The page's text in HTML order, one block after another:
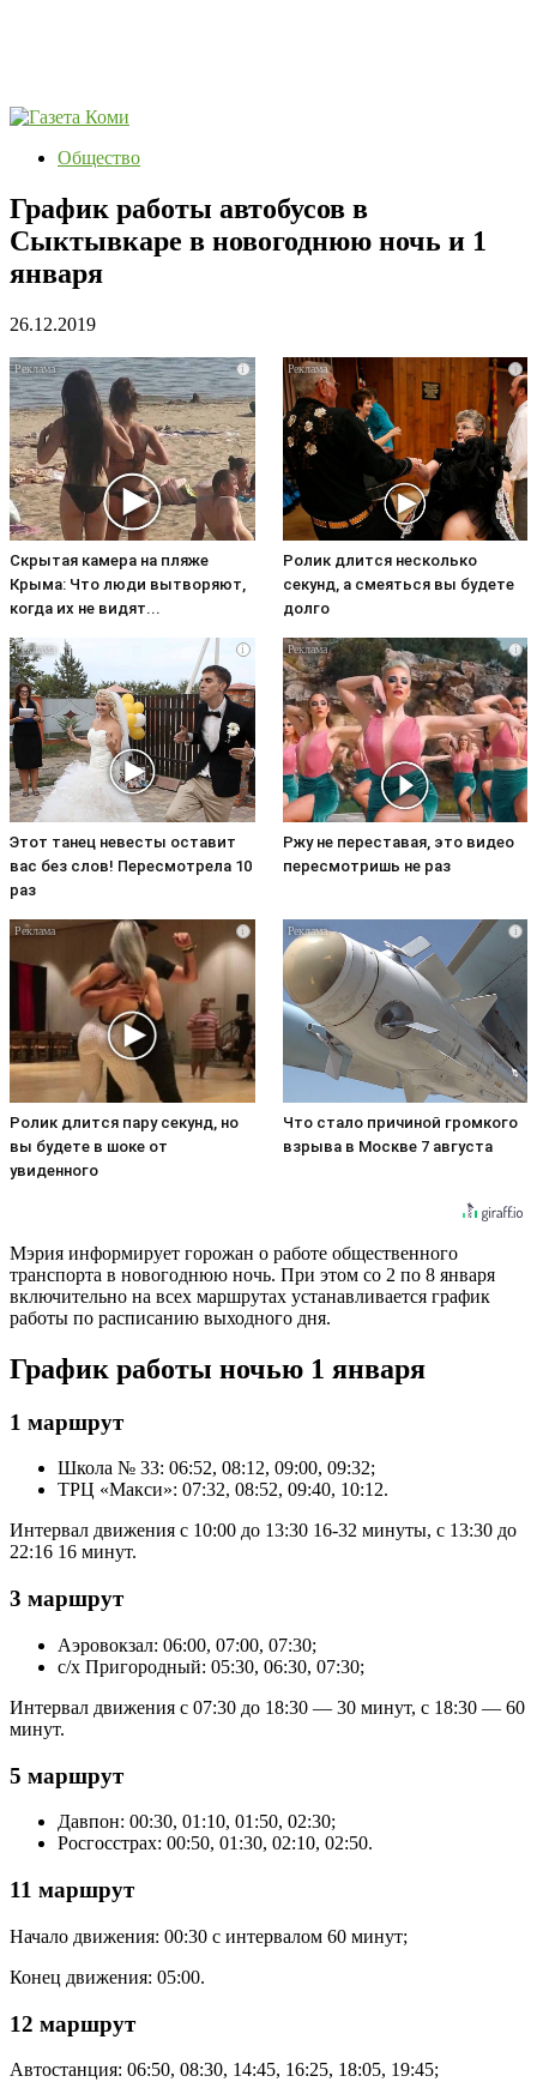
Общество
График работы автобусов в
Сыктывкаре в новогоднюю ночь и 1
января
26.12.2019
i
Скрытая камера на пляже
Крыма: Что люди вытворяют,
когда их не видят...
i
Ролик длится несколько
секунд, а смеяться вы будете
долго
i
Этот танец невесты оставит
вас без слов! Пересмотрела 10
раз
i
Ржу не переставая, это видео
пересмотришь не раз
i
Ролик длится пару секунд, но
вы будете в шоке от
увиденного
i
Что стало причиной громкого
взрыва в Москве 7 августа
Мэрия информирует горожан о работе общественного
транспорта в новогоднюю ночь. При этом со 2 по 8 января
включительно на всех маршрутах устанавливается график
работы по расписанию выходного дня.
График работы ночью 1 января
1 маршрут
Школа № 33: 06:52, 08:12, 09:00, 09:32;
ТРЦ «Макси»: 07:32, 08:52, 09:40, 10:12.
Интервал движения с 10:00 до 13:30 16-32 минуты, с 13:30 до
22:16 16 минут.
3 маршрут
Аэровокзал: 06:00, 07:00, 07:30;
с/х Пригородный: 05:30, 06:30, 07:30;
Интервал движения с 07:30 до 18:30 — 30 минут, с 18:30 — 60
минут.
5 маршрут
Давпон: 00:30, 01:10, 01:50, 02:30;
Росгосстрах: 00:50, 01:30, 02:10, 02:50.
11 маршрут
Начало движения: 00:30 с интервалом 60 минут;
Конец движения: 05:00.
12 маршрут
Автостанция: 06:50, 08:30, 14:45, 16:25, 18:05, 19:45;